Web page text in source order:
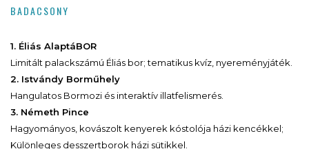
BADACSONY
1. Éliás AlaptáBOR
Limitált palackszámú Éliás bor; tematikus kvíz, nyereményjáték.
2. Istvándy Borműhely
Hangulatos Bormozi és interaktív illatfelismerés.
3. Németh Pince
Hagyományos, kovászolt kenyerek kóstolója házi kencékkel;
Különleges desszertborok házi sütikkel.